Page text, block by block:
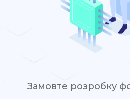
Замовте розробку